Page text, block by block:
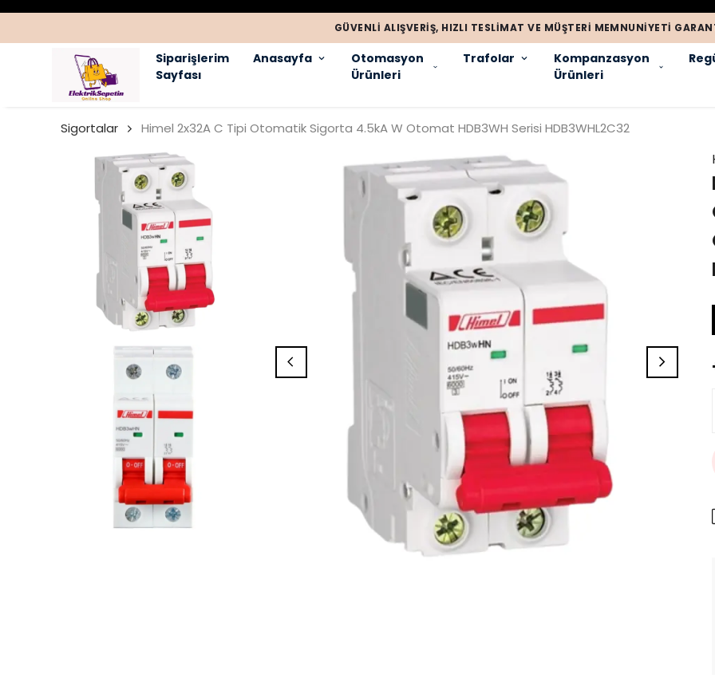
GÜVENLI ALIŞVERIŞ, HIZLI TESLIMAT VE MÜŞTERI MEMNUNIYETI
Siparişlerim
Sayfası
Anasayfa
Otomasyon
Ürünleri
Trafolar
Kompanzasyon
Ürünleri
Sigortalar Himel 2x32A C Tipi Otomatik Sigorta 4.5kA W Otomat HDB3WH Serisi HDB3WHL2C32